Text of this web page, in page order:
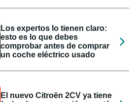
Los expertos lo tienen claro:
esto es lo que debes
comprobar antes de comprar
un coche eléctrico usado
El nuevo Citroën 2CV ya tiene